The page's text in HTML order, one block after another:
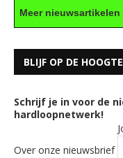
Meer nieuwsartikelen
BLIJF OP DE HOOGTE
Schrijf je in voor de
hardloopnetwerk!
Over onze nieuwsbrief